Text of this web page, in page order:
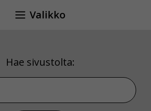
Valikko
Hae sivustolta:
Hae sivustolta